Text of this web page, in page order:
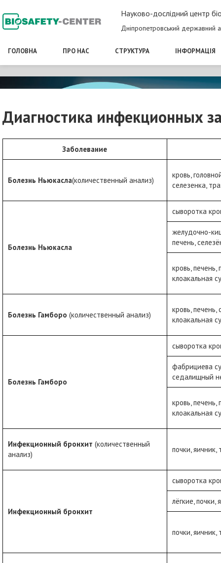
Науково-дослідний центр
Дніпропетровський державний
ГОЛОВНА ПРО НАС СТРУКТУРА ІНФОРМАЦІЯ
Диагностика инфекционных
Заболевание
Болезнь Ньюкасла(количественный анализ)
кровь,
селезенка,
Болезнь Ньюкасла
сыворотка
желудочно-
печень,
кровь, печень,
клоакальная
Болезнь Гамборо (количественный анализ)
кровь, печень,
клоакальная
Болезнь Гамборо
сыворотка
фабрициева
седалищный
кровь, печень,
клоакальная
Инфекционный бронхит (количественный
анализ)
почки,
Инфекционный бронхит
сыворотка
лёгкие, почки,
почки,